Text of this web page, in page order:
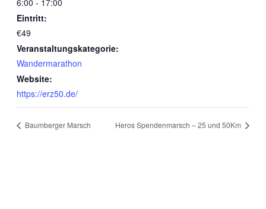
6:00 - 17:00
Eintritt:
€49
Veranstaltungskategorie:
Wandermarathon
Website:
https://erz50.de/
Baumberger Marsch Heros Spendenmarsch – 25 und 50Km